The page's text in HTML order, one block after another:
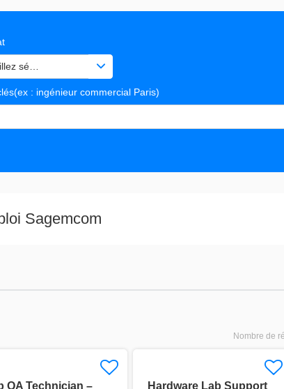
sélectionner une ou des valeurs
(ex : ingénieur commercial Paris)
Sagemcom
Nombre de
QA Technician –
Hardware Lab Support